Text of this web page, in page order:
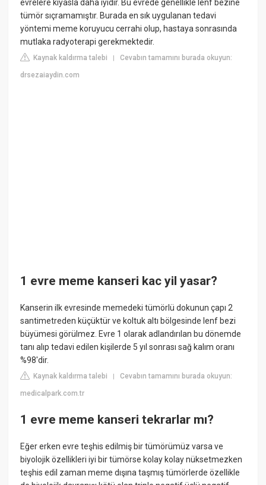
evrelere kıyasla daha iyidir. Bu evrede genellikle lenf bezine
tümör sıçramamıştır. Burada en sık uygulanan tedavi
yöntemi meme koruyucu cerrahi olup, hastaya sonrasında
mutlaka radyoterapi gerekmektedir.
Kaynak kaldırma talebi |Cevabın tamamını burada okuyun:
drsezaiaydin.com
1 evre meme kanseri kac yil yasar?
Kanserin ilk evresinde memedeki tümörlü dokunun çapı 2
santimetreden küçüktür ve koltuk altı bölgesinde lenf bezi
büyümesi görülmez. Evre 1 olarak adlandırılan bu dönemde
tanı alıp tedavi edilen kişilerde 5 yıl sonrası sağ kalım oranı
%98'dir.
Kaynak kaldırma talebi |Cevabın tamamını burada okuyun:
medicalpark.com.tr
1 evre meme kanseri tekrarlar mı?
Eğer erken evre teşhis edilmiş bir tümörümüz varsa ve
biyolojik özellikleri iyi bir tümörse kolay kolay nüksetmezken
teşhis edil zaman meme dışına taşmış tümörlerde özellikle